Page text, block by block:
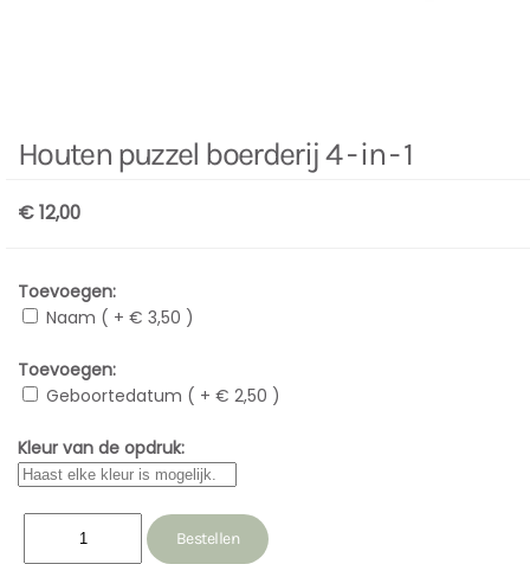
Houten puzzel boerderij 4 - in - 1
€ 12,00
Toevoegen:
Naam ( + € 3,50 )
Toevoegen:
Geboortedatum ( + € 2,50 )
Kleur van de opdruk: